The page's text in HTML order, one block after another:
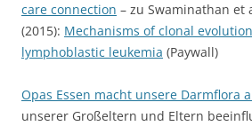
care connection – zu Swaminathan et
(2015): Mechanisms of clonal
lymphoblastic leukemia (Paywall)
Opas Essen macht unsere Darmflora
unserer Großeltern und Eltern